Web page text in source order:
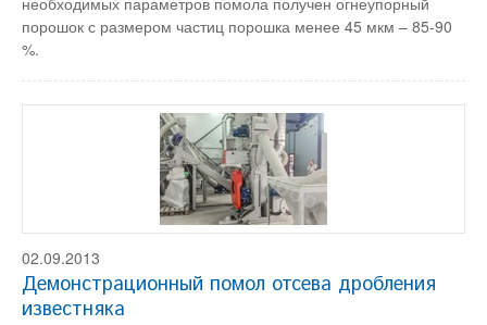
порошок с размером частиц порошка менее 45 мкм – 85-90
%.
02.09.2013
Демонстрационный помол отсева дробления
известняка